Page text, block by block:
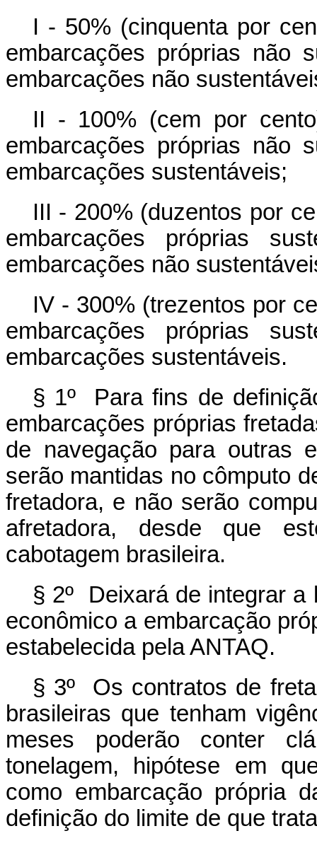
I - 50% (cinquenta por
embarcações próprias não
embarcações não
II - 100% (cem por
embarcações próprias não
embarcações sustentáveis;
III - 200% (duzentos por
embarcações próprias
embarcações não
IV - 300% (trezentos por
embarcações próprias
embarcações sustentáveis.
§ 1º Para fins de
embarcações próprias
de navegação para outras
serão mantidas no cômputo
fretadora, e não serão
afretadora, desde que
cabotagem brasileira.
§ 2º Deixará de integrar a
econômico a embarcação
estabelecida pela ANTAQ.
§ 3º Os contratos de
brasileiras que tenham
meses poderão conter
tonelagem, hipótese em
como embarcação própria
definição do limite de que